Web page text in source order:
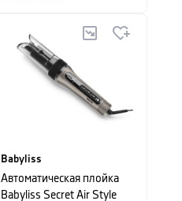
Babyliss
Автоматическая плойка
Babyliss Secret Air Style